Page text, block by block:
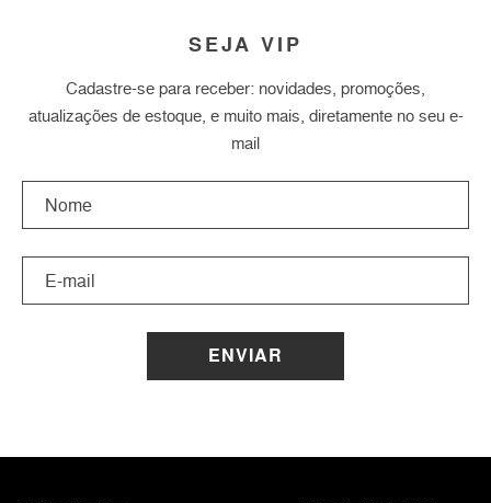
SEJA VIP
Cadastre-se para receber: novidades, promoções,
atualizações de estoque, e muito mais, diretamente no seu e-
mail
ENVIAR